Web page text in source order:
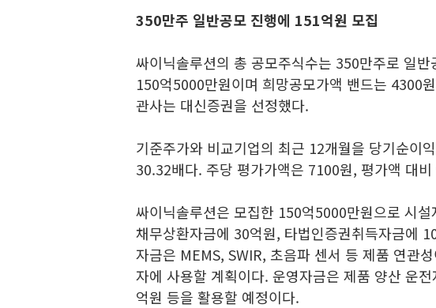
350만주 일반공모 진행에 151억원 모집
싸이닉솔루션의 총 공모주식수는 350만주로 일
150억5000만원이며 희망공모가액 밴드는 4300
관사는 대신증권을 선정했다.
기준주가와 비교기업의 최근 12개월을 당기순이
30.32배다. 주당 평가가액은 7100원, 평가액 대
싸이닉솔루션은 모집한 150억5000만원으로 시
채무상환자금에 30억원, 타법인증권취득자금에
자금은 MEMS, SWIR, 초음파 센서 등 제품 연관
자에 사용할 계획이다. 운영자금은 제품 양산 운
억원 등을 활용할 예정이다.